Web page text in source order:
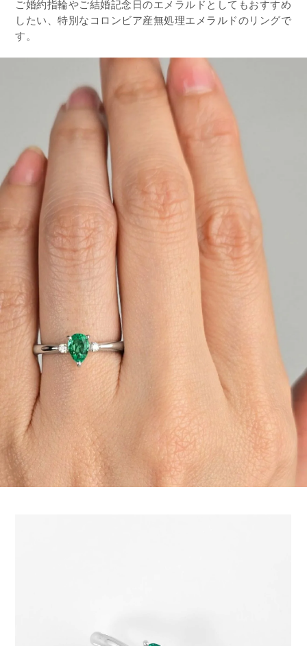
ご婚約指輪やご結婚記念日のエメラルドとしてもおすすめ
したい、特別なコロンビア産無処理エメラルドのリングで
す。